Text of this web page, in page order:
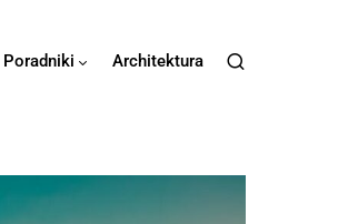
Poradniki Architektura